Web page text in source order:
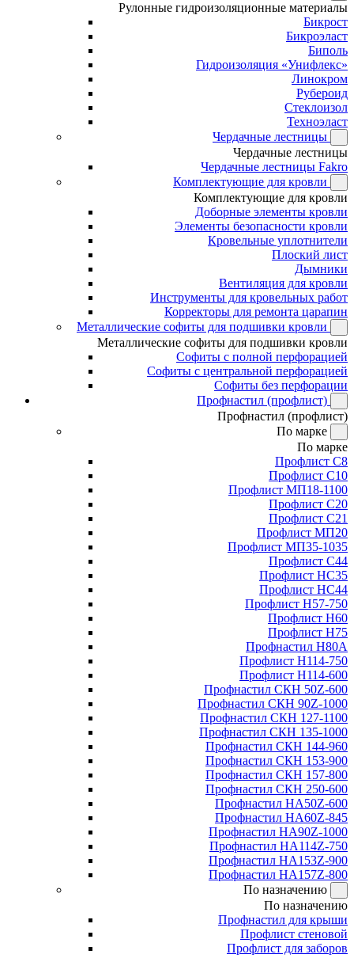
Рулонные гидроизоляционные материалы
Бикрост
Бикроэласт
Биполь
Гидроизоляция «Унифлекс»
Линокром
Рубероид
Стеклоизол
Техноэласт
Чердачные лестницы
Чердачные лестницы
Чердачные лестницы Fakro
Комплектующие для кровли
Комплектующие для кровли
Доборные элементы кровли
Элементы безопасности кровли
Кровельные уплотнители
Плоский лист
Дымники
Вентиляция для кровли
Инструменты для кровельных работ
Корректоры для ремонта царапин
Металлические софиты для подшивки кровли
Металлические софиты для подшивки кровли
Софиты с полной перфорацией
Софиты с центральной перфорацией
Софиты без перфорации
Профнастил (профлист)
Профнастил (профлист)
По марке
По марке
Профлист С8
Профлист С10
Профлист МП18-1100
Профлист С20
Профлист С21
Профлист МП20
Профлист МП35-1035
Профлист С44
Профлист НС35
Профлист НС44
Профлист Н57-750
Профлист Н60
Профлист Н75
Профнастил Н80А
Профлист Н114-750
Профлист Н114-600
Профнастил СКН 50Z-600
Профнастил СКН 90Z-1000
Профнастил СКН 127-1100
Профнастил СКН 135-1000
Профнастил СКН 144-960
Профнастил СКН 153-900
Профнастил СКН 157-800
Профнастил СКН 250-600
Профнастил НА50Z-600
Профнастил НА60Z-845
Профнастил НА90Z-1000
Профнастил НА114Z-750
Профнастил НА153Z-900
Профнастил НА157Z-800
По назначению
По назначению
Профнастил для крыши
Профлист стеновой
Профлист для заборов